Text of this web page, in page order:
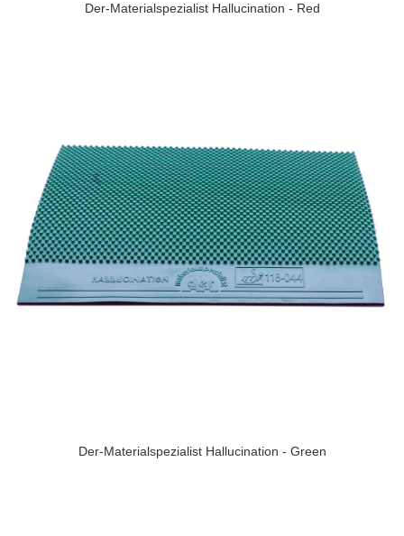
Der-Materialspezialist Hallucination - Red
Der-Materialspezialist Hallucination - Green